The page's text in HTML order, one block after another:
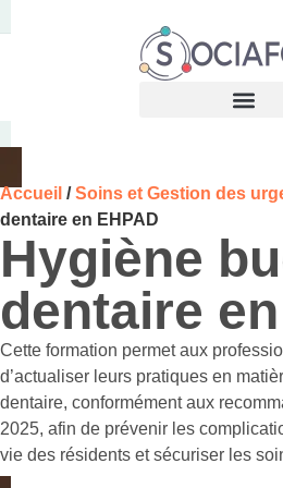
Accueil /Soins et Gestion des
dentaire en EHPAD
Hygiène
dentaire
Cette formation permet aux
d’actualiser leurs pratiques en
dentaire, conformément aux
2025, afin de prévenir les
vie des résidents et sécuriser les